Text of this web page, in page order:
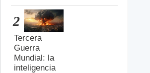
2
Tercera
Guerra
Mundial: la
inteligencia